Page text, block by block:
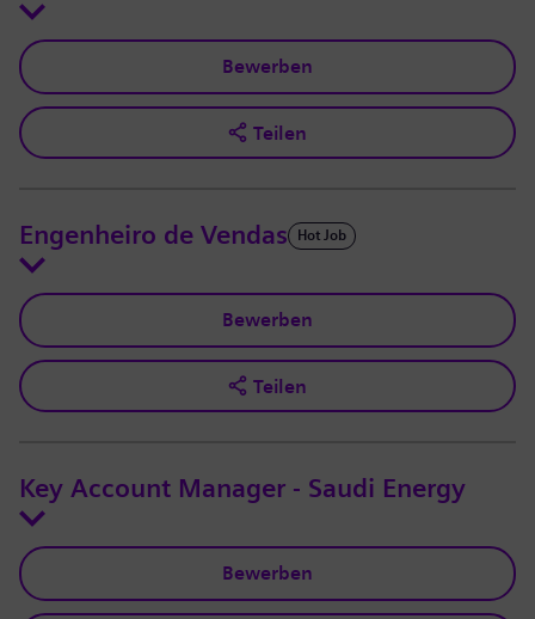
Bewerben
Teilen
Engenheiro de Vendas Hot Job
Bewerben
Teilen
Key Account Manager - Saudi Energy
Bewerben